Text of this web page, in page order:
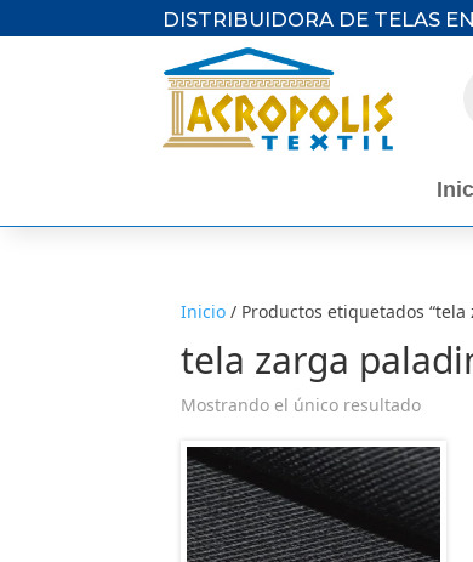
DISTRIBUIDORA DE TELAS
Inicio / Productos etiquetados “tela
tela zarga
Mostrando el único resultado